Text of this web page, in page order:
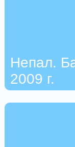
Непал.
2009 г.